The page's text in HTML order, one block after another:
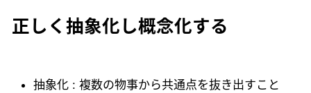
正しく抽象化し概念化する
抽象化 : 複数の物事から共通点を抜き出すこと